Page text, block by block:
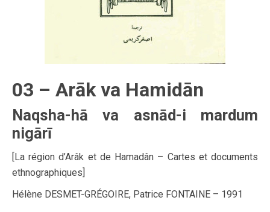
03 – Arāk va Hamidān
Naqsha-hā va asnād-i mardum
nigārī
[La région d’Arâk et de Hamadân – Cartes et documents
ethnographiques]
Hélène DESMET-GRÉGOIRE, Patrice FONTAINE – 1991